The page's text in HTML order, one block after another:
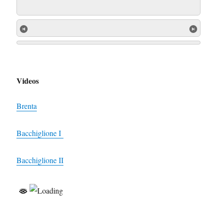
Videos
Brenta
Bacchiglione I
Bacchiglione II